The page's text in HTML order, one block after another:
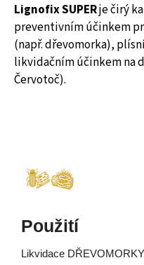
Lignofix SUPERje čirý
preventivním účinkem
(např. dřevomorka),
likvidačním účinkem na
Červotoč).
Použití
Likvidace